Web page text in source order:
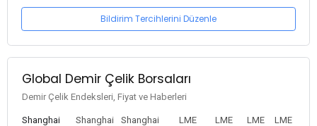
Bildirim Tercihlerini Düzenle
Global Demir Çelik Borsaları
Demir Çelik Endeksleri, Fiyat ve Haberleri
Shanghai
Shanghai
Shanghai
LME
LME
LME
LME